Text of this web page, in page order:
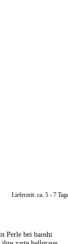
Lieferzeit: ca. 5 - 7
Perle bei baoshi